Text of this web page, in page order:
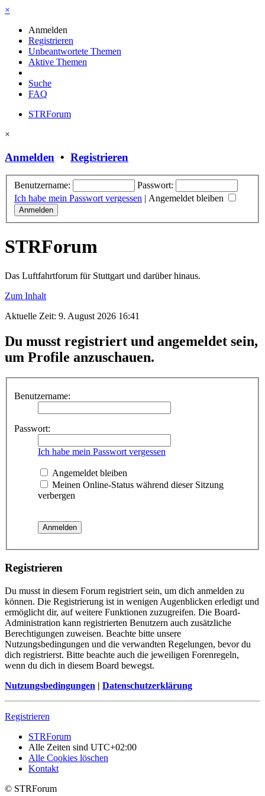
×
Anmelden
Registrieren
Unbeantwortete Themen
Aktive Themen
Suche
FAQ
STRForum
×
Anmelden • Registrieren
Benutzername:
Passwort:
Ich habe mein Passwort vergessen | Angemeldet bleiben
STRForum
Das Luftfahrtforum für Stuttgart und darüber hinaus.
Zum Inhalt
Aktuelle Zeit: 9. August 2026 16:41
Du musst registriert und angemeldet sein,
um Profile anzuschauen.
Benutzername:
Passwort:
Ich habe mein Passwort vergessen
Angemeldet bleiben
Meinen Online-Status während dieser Sitzung
verbergen
Registrieren
Du musst in diesem Forum registriert sein, um dich anmelden zu
können. Die Registrierung ist in wenigen Augenblicken erledigt und
ermöglicht dir, auf weitere Funktionen zuzugreifen. Die Board-
Administration kann registrierten Benutzern auch zusätzliche
Berechtigungen zuweisen. Beachte bitte unsere
Nutzungsbedingungen und die verwandten Regelungen, bevor du
dich registrierst. Bitte beachte auch die jeweiligen Forenregeln,
wenn du dich in diesem Board bewegst.
Nutzungsbedingungen | Datenschutzerklärung
Registrieren
STRForum
Alle Zeiten sind UTC+02:00
Alle Cookies löschen
Kontakt
© STRForum